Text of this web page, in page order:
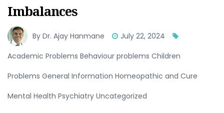
Imbalances
By Dr. Ajay Hanmane
July 22, 2024
Academic Problems Behaviour problems Children
Problems General Information Homeopathic and Cure
Mental Health Psychiatry Uncategorized